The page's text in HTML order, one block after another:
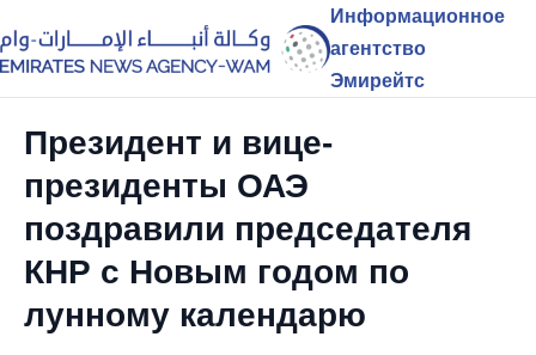
Информационное
агентство
Эмирейтс
Президент и вице-
президенты ОАЭ
поздравили председателя
КНР с Новым годом по
лунному календарю